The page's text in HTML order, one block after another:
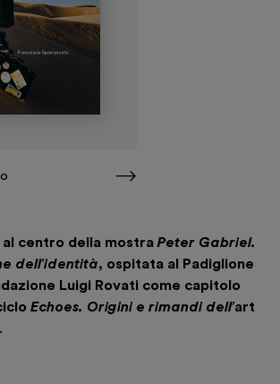
al centro della mostraPeter Gabriel.
dell’identità, ospitata al Padiglione
Luigi Rovati come capitolo
Echoes. Origini e rimandi dell’art
.